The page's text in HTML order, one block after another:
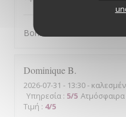
Bonne cuisine mais
DominiqueB
2026-07-31 - 13:30 -
Υπηρεσία : 5/5 Ατμόσφαιρα
Τιμή : 4/5